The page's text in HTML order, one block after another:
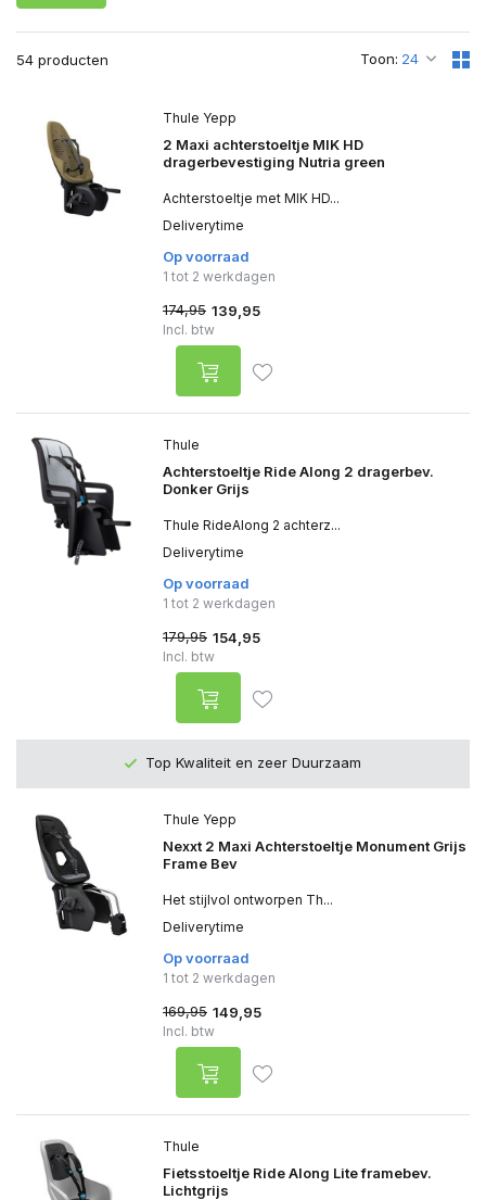
54 producten Toon:
Thule Yepp
2 Maxi achterstoeltje MIK HD
dragerbevestiging Nutria green
Achterstoeltje met MIK HD...
Deliverytime
Op voorraad
1 tot 2 werkdagen
174,95 139,95
Incl. btw
Thule
Achterstoeltje Ride Along 2 dragerbev.
Donker Grijs
Thule RideAlong 2 achterz...
Deliverytime
Op voorraad
1 tot 2 werkdagen
179,95 154,95
Incl. btw
Top Kwaliteit en zeer Duurzaam
Thule Yepp
Nexxt 2 Maxi Achterstoeltje Monument Grijs
Frame Bev
Het stijlvol ontworpen Th...
Deliverytime
Op voorraad
1 tot 2 werkdagen
169,95 149,95
Incl. btw
Thule
Fietsstoeltje Ride Along Lite framebev.
Lichtgrijs